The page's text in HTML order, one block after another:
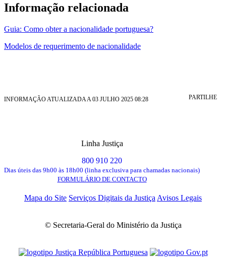
Informação relacionada
Guia: Como obter a nacionalidade portuguesa?
Modelos de requerimento de nacionalidade
INFORMAÇÃO ATUALIZADA A 03 JULHO 2025 08:28 PARTILHE
Linha Justiça
800 910 220
Dias úteis das 9h00 às 18h00 (linha exclusiva para chamadas nacionais)
FORMULÁRIO DE CONTACTO
Mapa do Site Serviços Digitais da Justiça Avisos Legais
© Secretaria-Geral do Ministério da Justiça